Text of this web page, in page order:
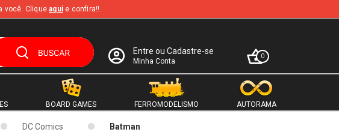
você. Cliqueaqui e confira!!
Entre ou Cadastre-se
Minha Conta
0
BOARD GAMES FERROMODELISMO AUTORAMA
DC Comics Batman